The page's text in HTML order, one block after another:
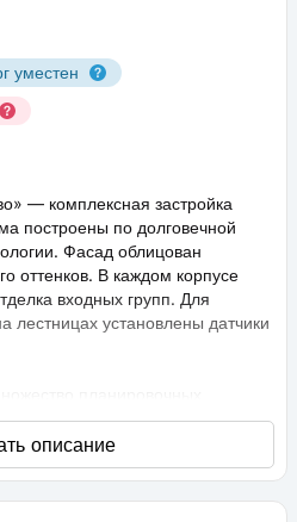
уместен
— комплексная застройка
построены по долговечной
Фасад облицован
оттенков. В каждом корпусе
входных групп. Для
лестницах установлены датчики
планировочных
как классического типа, так и
с подчистовой отделкой,
2,75 метра. В квартирах